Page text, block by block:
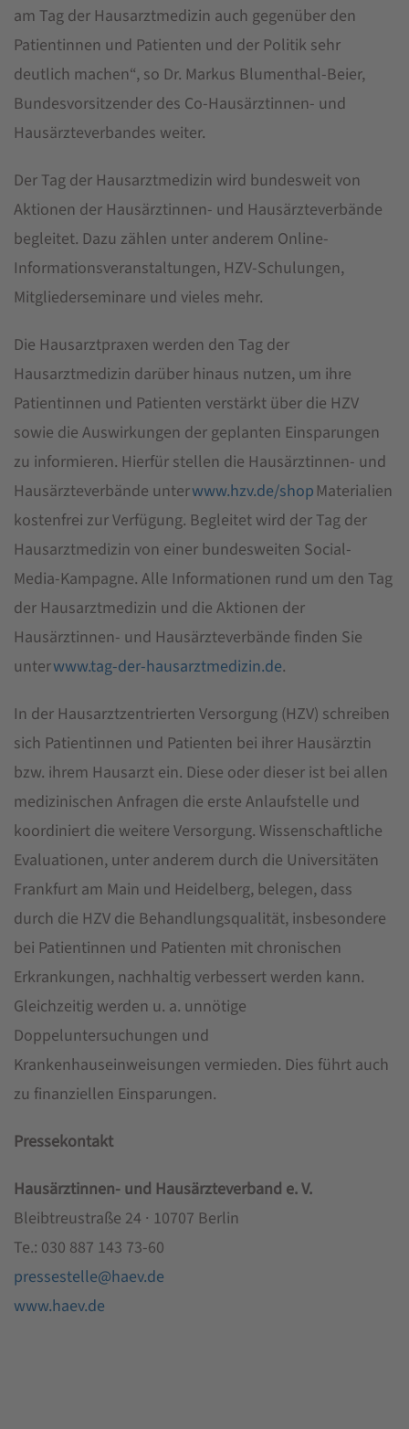
am Tag der Hausarztmedizin auch gegenüber den
Patientinnen und Patienten und der Politik sehr
deutlich machen“, so Dr. Markus Blumenthal-Beier,
Bundesvorsitzender des Co-Hausärztinnen- und
Hausärzteverbandes weiter.
Der Tag der Hausarztmedizin wird bundesweit von
Aktionen der Hausärztinnen- und Hausärzteverbände
begleitet. Dazu zählen unter anderem Online-
Informationsveranstaltungen, HZV-Schulungen,
Mitgliederseminare und vieles mehr.
Die Hausarztpraxen werden den Tag der
Hausarztmedizin darüber hinaus nutzen, um ihre
Patientinnen und Patienten verstärkt über die HZV
sowie die Auswirkungen der geplanten Einsparungen
zu informieren. Hierfür stellen die Hausärztinnen- und
Hausärzteverbände unterwww.hzv.de/shop Materialien
kostenfrei zur Verfügung. Begleitet wird der Tag der
Hausarztmedizin von einer bundesweiten Social-
Media-Kampagne. Alle Informationen rund um den Tag
der Hausarztmedizin und die Aktionen der
Hausärztinnen- und Hausärzteverbände finden Sie
unterwww.tag-der-hausarztmedizin.de.
In der Hausarztzentrierten Versorgung (HZV) schreiben
sich Patientinnen und Patienten bei ihrer Hausärztin
bzw. ihrem Hausarzt ein. Diese oder dieser ist bei allen
medizinischen Anfragen die erste Anlaufstelle und
koordiniert die weitere Versorgung. Wissenschaftliche
Evaluationen, unter anderem durch die Universitäten
Frankfurt am Main und Heidelberg, belegen, dass
durch die HZV die Behandlungsqualität, insbesondere
bei Patientinnen und Patienten mit chronischen
Erkrankungen, nachhaltig verbessert werden kann.
Gleichzeitig werden u. a. unnötige
Doppeluntersuchungen und
Krankenhauseinweisungen vermieden. Dies führt auch
zu finanziellen Einsparungen.
Pressekontakt
Hausärztinnen- und Hausärzteverband e. V.
Bleibtreustraße 24 ∙ 10707 Berlin
Te.: 030 887 143 73-60
pressestelle@haev.de
www.haev.de